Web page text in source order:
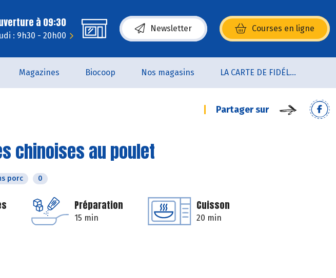
à 09:30
: 9h30 - 20h00
Newsletter Courses en ligne
(s’ouvre dans une nouvelle fenêtre)
Magazines Biocoop Nos magasins LA CARTE DE FIDÉLITÉ
Partager sur
chinoises au poulet
porc 0
Préparation
15 min
Cuisson
20 min